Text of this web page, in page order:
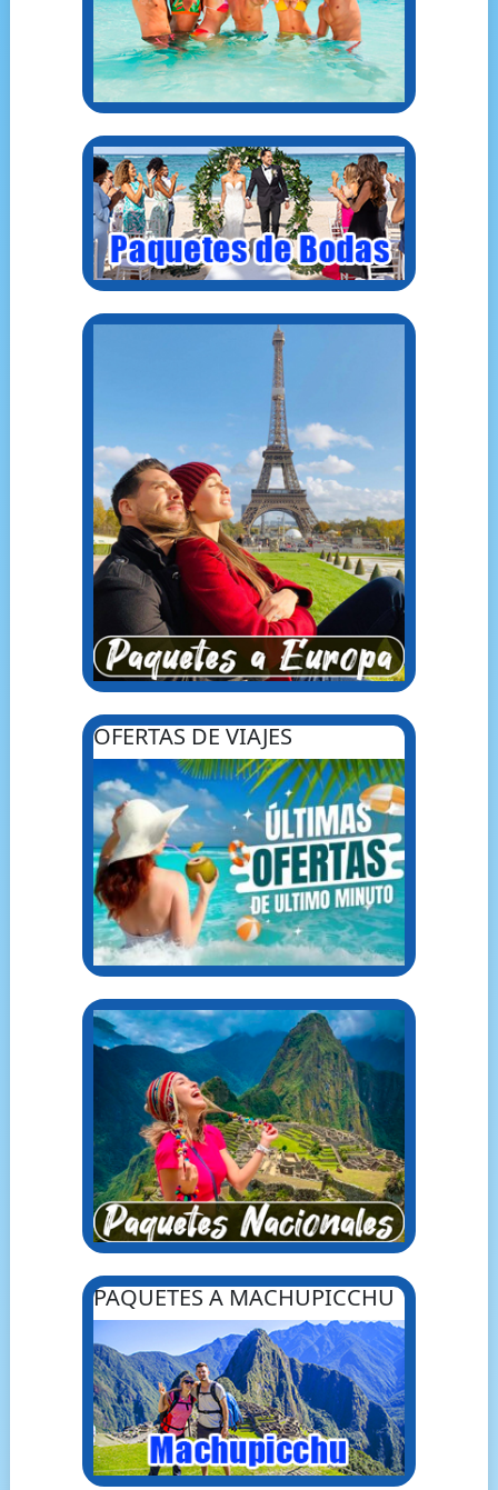
OFERTAS DE VIAJES
PAQUETES A MACHUPICCHU